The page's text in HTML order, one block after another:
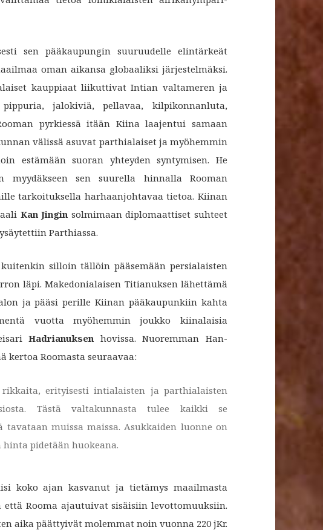
sen pääkaupungin suuruudelle elintärkeät
oman aikansa globaaliksi järjestelmäksi.
kauppiaat liikuttivat Intian valtameren ja
jalokiviä, pellavaa, kilpikonnanluta,
pyrkiessä itään Kiina laajentui samaan
välissä asuvat parthialaiset ja myöhemmin
estämään suoran yhteyden syntymisen. He
sen suurella hinnalla Rooman
tarkoituksella harhaanjohtavaa tietoa. Kiinan
Kan Jingin solmimaan diplomaattiset suhteet
Parthiassa.
silloin tällöin pääsemään persialaisten
läpi. Makedonialaisen Titianuksen lähettämä
ja pääsi perille Kiinan pääkaupunkiin kahta
vuotta myöhemmin joukko kiinalaisia
Hadrianuksen hovissa. Nuoremman Han-
kertoa Roomasta seuraavaa:
erityisesti intialaisten ja parthialaisten
Tästä valtakunnasta tulee kaikki se
muissa maissa. Asukkaiden luonne on
pidetään huokeana.
koko ajan kasvanut ja tietämys maailmasta
että Rooma ajautuivat sisäisiin levottomuuksiin.
aika päättyivät molemmat noin vuonna 220 jKr.